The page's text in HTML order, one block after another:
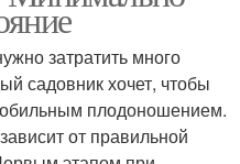
затратить много
садовник хочет, чтобы
обильным плодоношением.
от правильной